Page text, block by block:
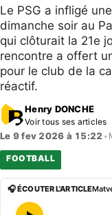
Le PSG a infligé
dimanche soir au
qui clôturait la 21e
rencontre a offert
pour le club de la
réactif.
Henry DONCHE
Voir tous ses articles
Le 9 fev 2026 à 15:22 •
FOOTBALL
🎧 ÉCOUTER L'ARTICLE